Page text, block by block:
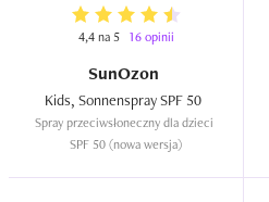
4,4 na 5 16 opinii
SunOzon
Spray przeciwsłoneczny dla dzieci
SPF 50 (nowa wersja)